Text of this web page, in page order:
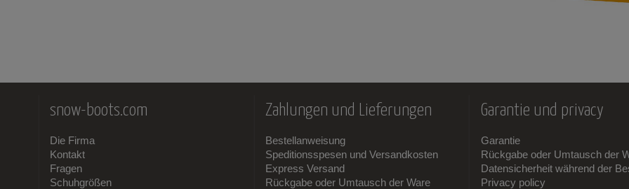
snow-boots.com
Die Firma
Kontakt
Fragen
Schuhgrößen
Zahlungen und Lieferungen
Bestellanweisung
Speditionsspesen und Versandkosten
Express Versand
Rückgabe oder Umtausch der Ware
Garantie und privacy
Garantie
Rückgabe oder Umtausch der
Datensicherheit während der
Privacy policy